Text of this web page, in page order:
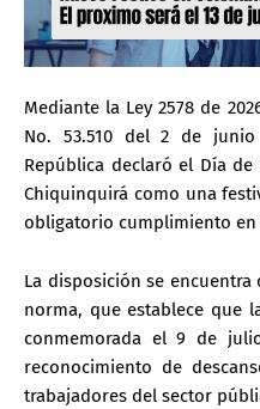
Mediante la Ley 2578 de
No. 53.510 del 2 de
República declaró el Día
Chiquinquirá como una
obligatorio cumplimiento
La disposición se
norma, que establece que
conmemorada el 9 de
reconocimiento de
trabajadores del sector